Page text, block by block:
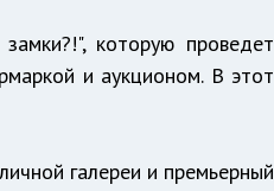
которую проведет
и аукционом. В этот
галереи и премьерный